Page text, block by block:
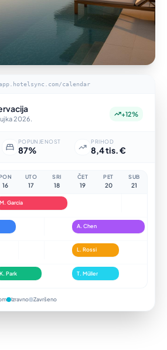
calendar
2026.
+12%
POPUNJENOST
87%
PRIHOD
8,4 tis. €
16
UTO
17
SRI
18
ČET
19
PET
20
SUB
21
M. Garcia
A. Chen
L. Rossi
K. Park T. Müller
Izravno Završeno